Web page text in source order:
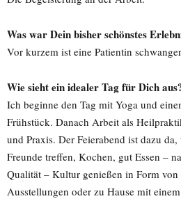
Was war Dein bisher schönstes
Vor kurzem ist eine Patientin
Wie sieht ein idealer Tag für Dich
Ich beginne den Tag mit Yoga und
Frühstück. Danach Arbeit als
und Praxis. Der Feierabend ist dazu
Freunde treffen, Kochen, gut Essen –
Qualität – Kultur genießen in Form von
Ausstellungen oder zu Hause mit